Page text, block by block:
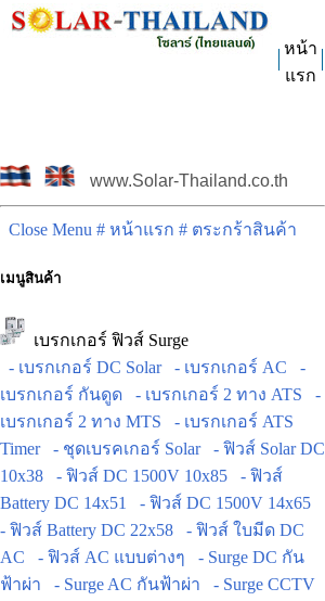
หน้า
แรก
www.Solar-Thailand.co.th
Close Menu # หน้าแรก # ตระกร้าสินค้า
เมนูสินค้า
เบรกเกอร์ ฟิวส์ Surge
- เบรกเกอร์ DC Solar
- เบรกเกอร์ AC
-
เบรกเกอร์ กันดูด
- เบรกเกอร์ 2 ทาง ATS
-
เบรกเกอร์ 2 ทาง MTS
- เบรกเกอร์ ATS
Timer
- ชุดเบรคเกอร์ Solar
- ฟิวส์ Solar DC
10x38
- ฟิวส์ DC 1500V 10x85
- ฟิวส์
Battery DC 14x51
- ฟิวส์ DC 1500V 14x65
- ฟิวส์ Battery DC 22x58
- ฟิวส์ ใบมีด DC
AC
- ฟิวส์ AC แบบต่างๆ
- Surge DC กัน
ฟ้าผ่า
- Surge AC กันฟ้าผ่า
- Surge CCTV